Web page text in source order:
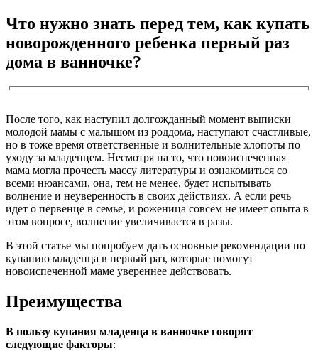
Что нужно знать перед тем, как купать
новорожденного ребенка первый раз
дома в ванночке?
После того, как наступил долгожданный момент выписки
молодой мамы с малышом из роддома, наступают счастливые,
но в тоже время ответственные и волнительные хлопоты по
уходу за младенцем. Несмотря на то, что новоиспеченная
мама могла прочесть массу литературы и ознакомиться со
всеми нюансами, она, тем не менее, будет испытывать
волнение и неуверенность в своих действиях. А если речь
идет о первенце в семье, и роженица совсем не имеет опыта в
этом вопросе, волнение увеличивается в разы.
В этой статье мы попробуем дать основные рекомендации по
купанию младенца в первый раз, которые помогут
новоиспеченной маме увереннее действовать.
Преимущества
В пользу купания младенца в ванночке говорят
следующие факторы: